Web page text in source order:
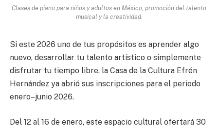
Clases de piano para niños y adultos en México, promoción del talento
musical y la creatividad.
Si este 2026 uno de tus propósitos es aprender algo
nuevo, desarrollar tu talento artístico o simplemente
disfrutar tu tiempo libre, la Casa de la Cultura Efrén
Hernández ya abrió sus inscripciones para el periodo
enero–junio 2026.
Del 12 al 16 de enero, este espacio cultural ofertará 30